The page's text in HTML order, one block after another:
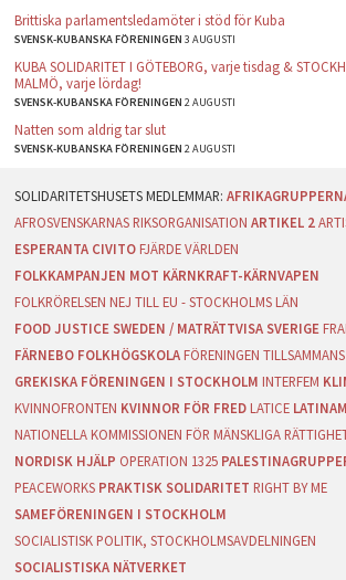
Brittiska parlamentsledamöter i stöd för Kuba
SVENSK-KUBANSKA FÖRENINGEN3 AUGUSTI
KUBA SOLIDARITET I GÖTEBORG, varje tisdag &
MALMÖ, varje lördag!
SVENSK-KUBANSKA FÖRENINGEN2 AUGUSTI
Natten som aldrig tar slut
SVENSK-KUBANSKA FÖRENINGEN2 AUGUSTI
AFROSVENSKARNAS RIKSORGANISATION ARTIKEL 2
ESPERANTA CIVITO FJÄRDE VÄRLDEN
FOLKKAMPANJEN MOT KÄRNKRAFT-KÄRNVAPEN
FOLKRÖRELSEN NEJ TILL EU - STOCKHOLMS LÄN
FOOD JUSTICE SWEDEN / MATRÄTTVISA SVERIGE
FÄRNEBO FOLKHÖGSKOLA FÖRENINGEN TILLSAMMANS
GREKISKA FÖRENINGEN I STOCKHOLM INTERFEM
KVINNOFRONTEN KVINNOR FÖR FRED LATICE
NATIONELLA KOMMISSIONEN FÖR MÄNSKLIGA
NORDISK HJÄLP OPERATION 1325
PEACEWORKS PRAKTISK SOLIDARITET RIGHT BY ME
SAMEFÖRENINGEN I STOCKHOLM
SOCIALISTISK POLITIK, STOCKHOLMSAVDELNINGEN
SOCIALISTISKA NÄTVERKET